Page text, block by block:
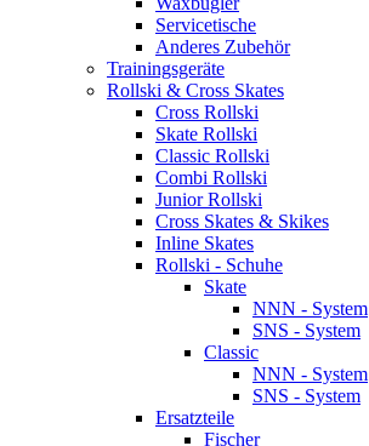
Servicetische
Anderes Zubehör
Trainingsgeräte
Rollski & Cross Skates
Cross Rollski
Skate Rollski
Classic Rollski
Combi Rollski
Junior Rollski
Cross Skates & Skikes
Inline Skates
Rollski - Schuhe
Skate
NNN - System
SNS - System
Classic
NNN - System
SNS - System
Ersatzteile
Fischer